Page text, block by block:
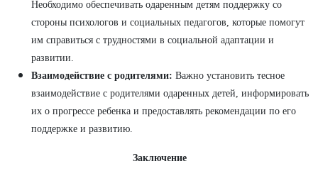
Необходимо обеспечивать одаренным детям поддержку со
стороны психологов и социальных педагогов, которые помогут
им справиться с трудностями в социальной адаптации и
развитии.
Взаимодействие с родителями: Важно установить тесное
взаимодействие с родителями одаренных детей, информировать
их о прогрессе ребенка и предоставлять рекомендации по его
поддержке и развитию.
Заключение